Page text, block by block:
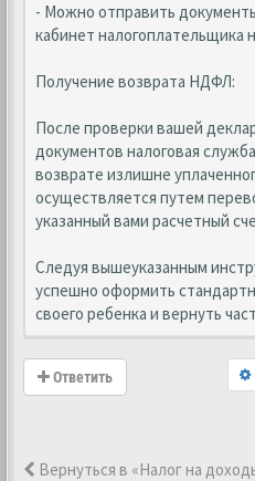
- Можно отправить
кабинет налогоплательщика
Получение возврата НДФЛ:
После проверки вашей
документов налоговая
возврате излишне
осуществляется путем
указанный вами расчетный
Следуя вышеуказанным
успешно оформить
своего ребенка и вернуть
Ответить
Вернуться в «Налог на